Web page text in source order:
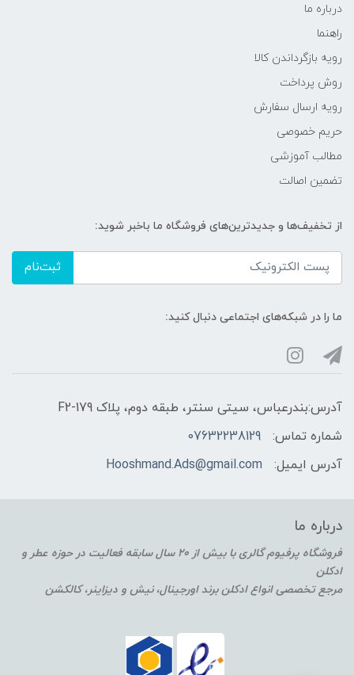
درباره ما
راهنما
رویه‌ بازگرداندن کالا
روش پرداخت
رویه ارسال سفارش
حریم خصوصی
مطالب آموزشی
تضمین اصالت
از تخفیف‌ها و جدیدترین‌های فروشگاه ما باخبر شوید:
ثبت‌نام
ما را در شبکه‌های اجتماعی دنبال کنید:
آدرس:بندرعباس، سیتی سنتر، طبقه دوم، پلاک F2-179
شماره تماس:
07632238129
آدرس ایمیل:
Hooshmand.Ads@gmail.com
درباره ما
فروشگاه پرفیوم گالری با بیش از 20 سال سابقه فعالیت در حوزه عطر و
ادکلن
مرجع تخصصی انواع ادکلن برند اورجینال، نیش و دیزاینر، کالکشن